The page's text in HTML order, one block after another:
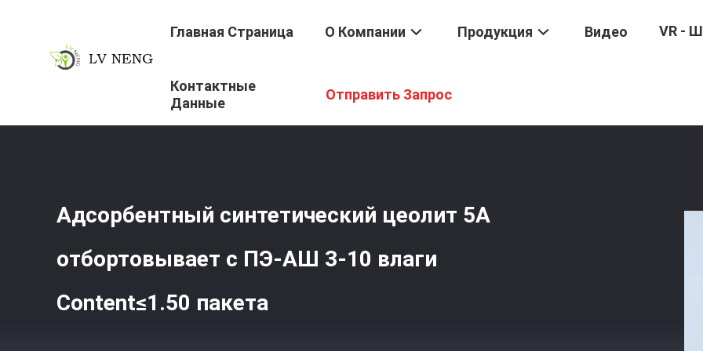
Главная Страница О Компании Продукция Видео VR -
Контактные
Данные
Отправить Запрос
Продукция / Молекулярная Сетка 5а
Адсорбентный синтетический цеолит 5A
отбортовывает с ПЭ-АШ 3-10 влаги
Content≤1.50 пакета